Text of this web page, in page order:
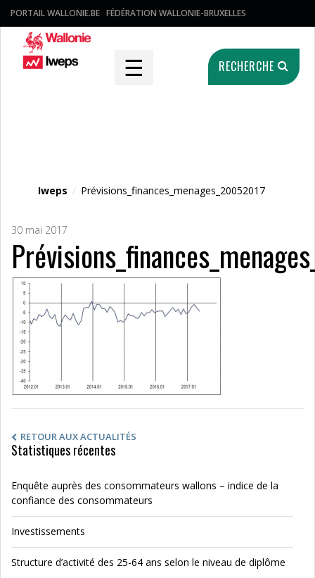
PORTAIL WALLONIE.BE FÉDÉRATION WALLONIE-BRUXELLES
☰ RECHERCHE
Iweps / Prévisions_finances_menages_20052017
30 mai 2017
RETOUR AUX ACTUALITÉS
Statistiques récentes
Enquête auprès des consommateurs wallons – indice de la
confiance des consommateurs
Investissements
Structure d’activité des 25-64 ans selon le niveau de diplôme